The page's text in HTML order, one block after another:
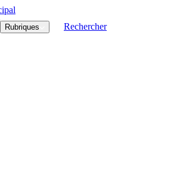
Rubriques Rechercher